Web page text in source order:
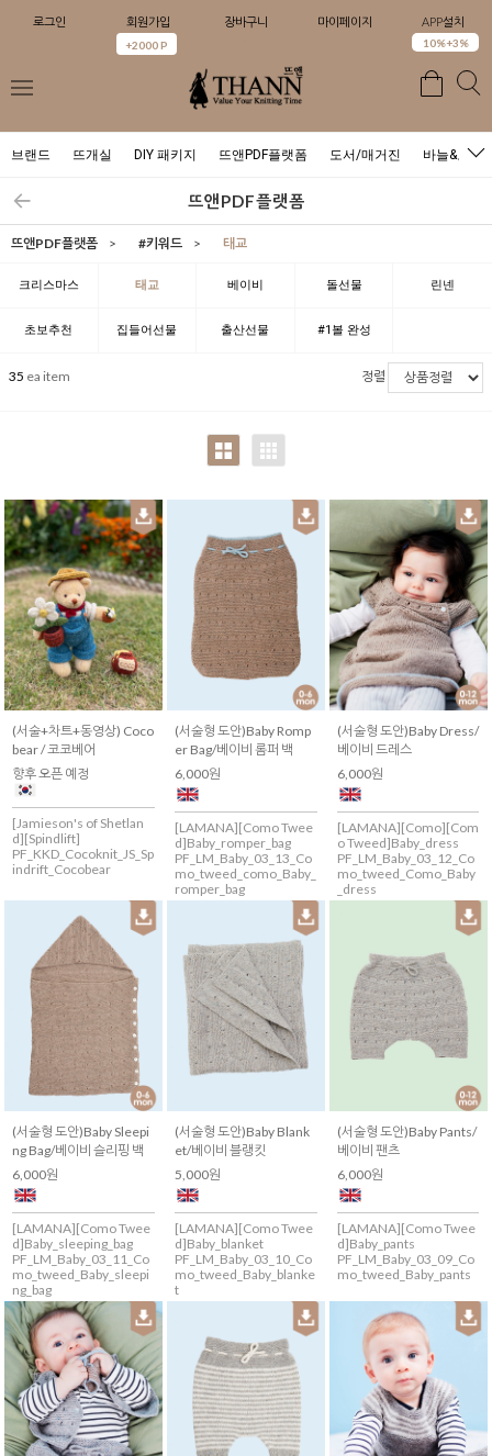
로그인 회원가입
+2000 P
장바구니 마이페이지 APP설치
10%+3%
브랜드 뜨개실 DIY 패키지 뜨앤PDF플랫폼 도서/매거진 바늘&도구
뜨앤PDF플랫폼
뜨앤PDF플랫폼 > #키워드 > 태교
크리스마스 태교 베이비 돌선물 린넨
초보추천 집들어선물 출산선물 #1볼 완성
35 ea item 정렬
(서술+차트+동영상) Coco
bear / 코코베어
향후 오픈 예정
[Jamieson's of Shetlan
d][Spindlift]
PF_KKD_Cocoknit_JS_Sp
indrift_Cocobear
(서술형 도안)Baby Romp
er Bag/베이비 롬퍼 백
6,000원
[LAMANA][Como Twee
d]Baby_romper_bag
PF_LM_Baby_03_13_Co
mo_tweed_como_Baby_
romper_bag
(서술형 도안)Baby Dress/
베이비 드레스
6,000원
[LAMANA][Como][Com
o Tweed]Baby_dress
PF_LM_Baby_03_12_Co
mo_tweed_Como_Baby
_dress
(서술형 도안)Baby Sleepi
ng Bag/베이비 슬리핑 백
6,000원
[LAMANA][Como Twee
d]Baby_sleeping_bag
PF_LM_Baby_03_11_Co
mo_tweed_Baby_sleepi
ng_bag
(서술형 도안)Baby Blank
et/베이비 블랭킷
5,000원
[LAMANA][Como Twee
d]Baby_blanket
PF_LM_Baby_03_10_Co
mo_tweed_Baby_blanke
t
(서술형 도안)Baby Pants/
베이비 팬츠
6,000원
[LAMANA][Como Twee
d]Baby_pants
PF_LM_Baby_03_09_Co
mo_tweed_Baby_pants